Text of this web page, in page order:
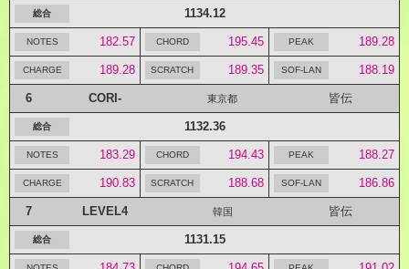
1134.12
182.57 195.45 189.28
189.28 189.35 188.19
6 CORI- 東京都 皆伝
1132.36
183.29 194.43 188.27
190.83 188.68 186.86
7 LEVEL4 韓国 皆伝
1131.15